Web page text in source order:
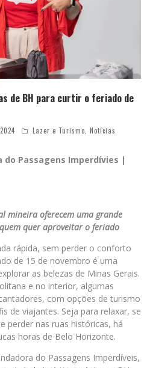
de BH para curtir o feriado de
Lazer e Turismo, Notícias
do Passagens Imperdívies |
mineira oferecem uma grande
quer aproveitar o feriado
rápida, sem perder o conforto
de 15 de novembro é uma
as belezas de Minas Gerais.
e no interior, algumas
com opções de turismo
de viajantes. Seja para relaxar, se
perder nas ruas históricas, há
horas de Belo Horizonte.
do Passagens Imperdíveis,